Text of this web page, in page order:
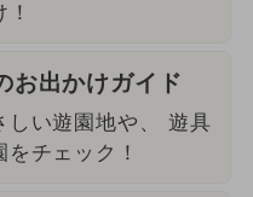
お出かけガイド
しい遊園地や、 遊具
チェック！